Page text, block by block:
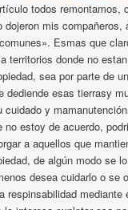
todos remontamos,
dojeron mis compañeros,
Esmas que
territorios donde no
sea por parte de
dediende esas tierrasy
cuidado y
no estoy de acuerdo,
a aquellos que
de algún modo se
desea cuidarlo o se
respinsabilidad mediante